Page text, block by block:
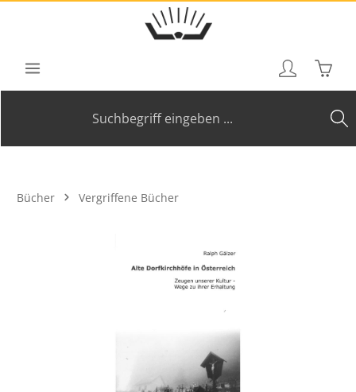
Zum Hauptinhalt springen
Bücher Vergriffene Bücher